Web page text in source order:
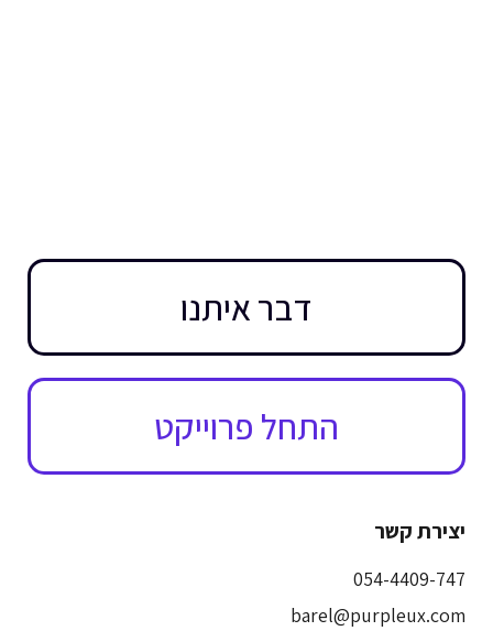
דבר איתנו
התחל פרוייקט
יצירת קשר
054-4409-747
barel@purpleux.com